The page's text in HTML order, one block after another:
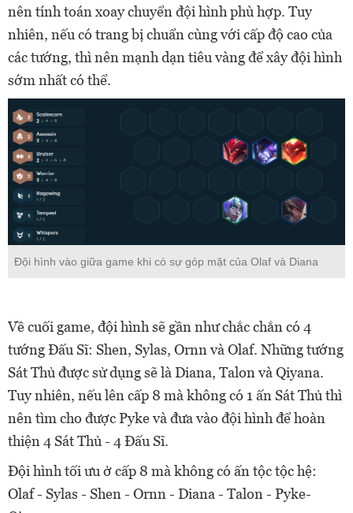
nên tính toán xoay chuyển đội hình phù hợp. Tuy
nhiên, nếu có trang bị chuẩn cùng với cấp độ cao của
các tướng, thì nên mạnh dạn tiêu vàng để xây đội hình
sớm nhất có thể.
Đội hình vào giữa game khi có sự góp mặt của Olaf và Diana
Về cuối game, đội hình sẽ gần như chắc chắn có 4
tướng Đấu Sĩ: Shen, Sylas, Ornn và Olaf. Những tướng
Sát Thủ được sử dụng sẽ là Diana, Talon và Qiyana.
Tuy nhiên, nếu lên cấp 8 mà không có 1 ấn Sát Thủ thì
nên tìm cho được Pyke và đưa vào đội hình để hoàn
thiện 4 Sát Thủ - 4 Đấu Sĩ.
Đội hình tối ưu ở cấp 8 mà không có ấn tộc tộc hệ:
Olaf - Sylas - Shen - Ornn - Diana - Talon - Pyke-